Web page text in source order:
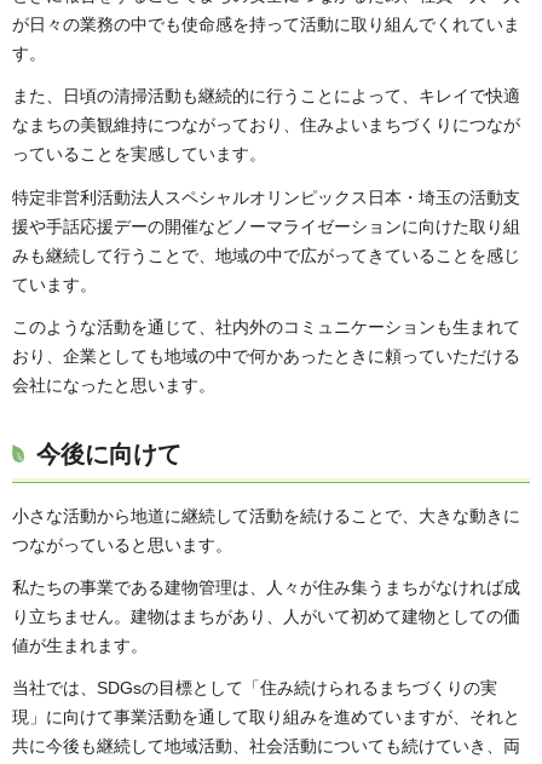
が日々の業務の中でも使命感を持って活動に取り組んでくれていま
す。
また、日頃の清掃活動も継続的に行うことによって、キレイで快適
なまちの美観維持につながっており、住みよいまちづくりにつなが
っていることを実感しています。
特定非営利活動法人スペシャルオリンピックス日本・埼玉の活動支
援や手話応援デーの開催などノーマライゼーションに向けた取り組
みも継続して行うことで、地域の中で広がってきていることを感じ
ています。
このような活動を通じて、社内外のコミュニケーションも生まれて
おり、企業としても地域の中で何かあったときに頼っていただける
会社になったと思います。
今後に向けて
小さな活動から地道に継続して活動を続けることで、大きな動きに
つながっていると思います。
私たちの事業である建物管理は、人々が住み集うまちがなければ成
り立ちません。建物はまちがあり、人がいて初めて建物としての価
値が生まれます。
当社では、SDGsの目標として「住み続けられるまちづくりの実
現」に向けて事業活動を通して取り組みを進めていますが、それと
共に今後も継続して地域活動、社会活動についても続けていき、両